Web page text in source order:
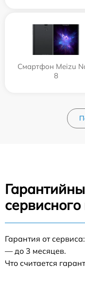
Смартфон Meizu
8
Гарантия от
— до 3 месяцев.
Что считается